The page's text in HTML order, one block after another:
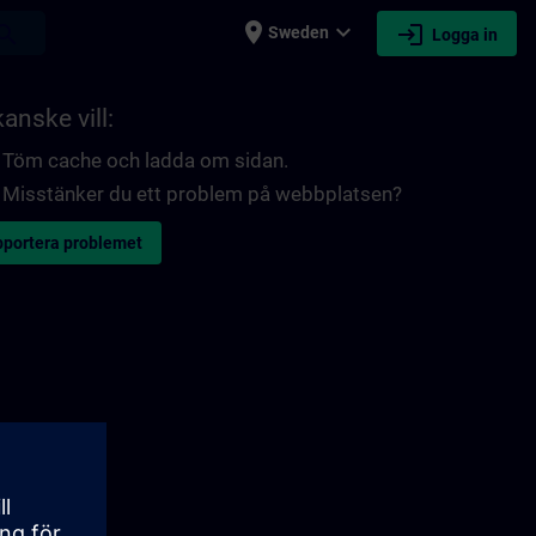
place Sweden expand_more login Logga in
vill:
Töm cache och ladda om sidan.
Misstänker du ett problem på webbplatsen?
problemet